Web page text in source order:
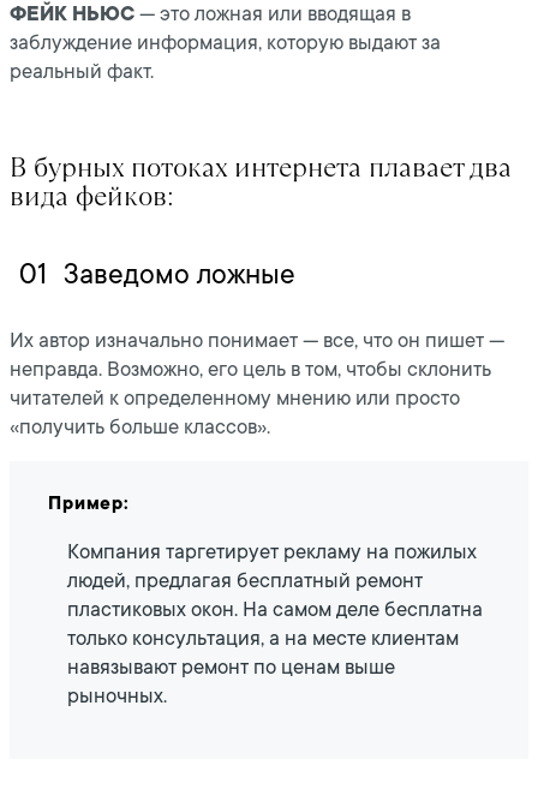
ФЕЙК НЬЮС — это ложная или вводящая в
заблуждение информация, которую выдают за
реальный факт.
В бурных потоках интернета плавает два
вида фейков:
01 Заведомо ложные
Их автор изначально понимает — все, что он пишет —
неправда. Возможно, его цель в том, чтобы склонить
читателей к определенному мнению или просто
«получить больше классов».
Пример:
Компания таргетирует рекламу на пожилых
людей, предлагая бесплатный ремонт
пластиковых окон. На самом деле бесплатна
только консультация, а на месте клиентам
навязывают ремонт по ценам выше
рыночных.